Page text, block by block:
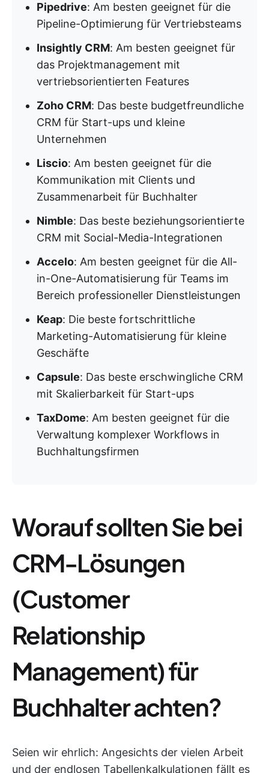
Pipedrive: Am besten geeignet für die
Pipeline-Optimierung für Vertriebsteams
Insightly CRM: Am besten geeignet für
das Projektmanagement mit
vertriebsorientierten Features
Zoho CRM: Das beste budgetfreundliche
CRM für Start-ups und kleine
Unternehmen
Liscio: Am besten geeignet für die
Kommunikation mit Clients und
Zusammenarbeit für Buchhalter
Nimble: Das beste beziehungsorientierte
CRM mit Social-Media-Integrationen
Accelo: Am besten geeignet für die All-
in-One-Automatisierung für Teams im
Bereich professioneller Dienstleistungen
Keap: Die beste fortschrittliche
Marketing-Automatisierung für kleine
Geschäfte
Capsule: Das beste erschwingliche CRM
mit Skalierbarkeit für Start-ups
TaxDome: Am besten geeignet für die
Verwaltung komplexer Workflows in
Buchhaltungsfirmen
Worauf sollten Sie bei
CRM-Lösungen
(Customer
Relationship
Management) für
Buchhalter achten?
Seien wir ehrlich: Angesichts der vielen Arbeit
und der endlosen Tabellenkalkulationen fällt es